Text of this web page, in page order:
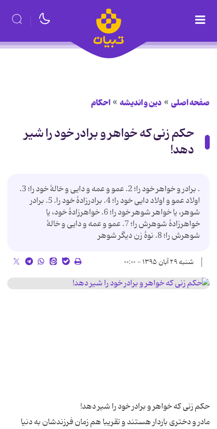
صفحه اصلی دین و اندیشه احکام
حکم زنی که خواهر و برادر خود را شیر
دهد!
. برادر و خواهر خود را؛ 2. عمو و عمه و دایى و خالۀ خود را؛ 3.
اولاد عمو و اولاد دایى خود را؛ 4. برادرزادۀ خود را. 5. برادر
شوهر، یا خواهر شوهر خود را؛ 6. خواهرزادۀ خود، یا
خواهرزادۀ شوهرش را؛ 7. عمو و عمه و دایى و خالۀ
شوهرش را؛ 8. نوۀ زن دیگر شوهر
شنبه ۲۹ آبان ۱۳۹۵ - ۰۰:۰۰
مادر و دختری باردار هستند و تقریبا هم زمان فرزندشان به دنیا